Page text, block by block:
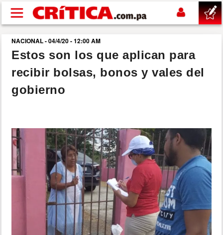
Pasar al contenido principal
buscar
SUCESOS
POLÍTICA
SHOW
DEPORTES
NACIONAL - 04/4/20 - 12:00 AM
Estos son los que aplican para
recibir bolsas, bonos y vales del
gobierno